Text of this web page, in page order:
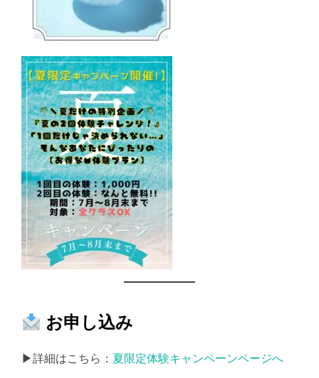
お申し込み
▶詳細はこちら： 夏限定体験キャンペーンページへ